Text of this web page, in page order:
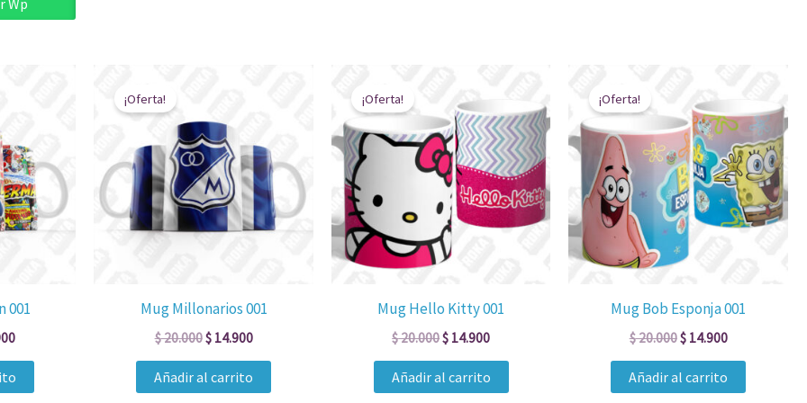
001
$ 14.900.
¡Oferta!
Mug Millonarios 001
$20.000
era:
$ 20.000.
$14.900
$ 14.900.
Añadir al carrito
¡Oferta!
Mug Hello Kitty 001
$20.000
original
era:
$ 20.000.
$ 14.900
es:
$ 14.900.
Añadir al carrito
¡Oferta!
Mug Bob Esponja 001
$20.000
original
era:
$ 20.000.
$14.900
es:
$ 14.900.
Añadir al carrito